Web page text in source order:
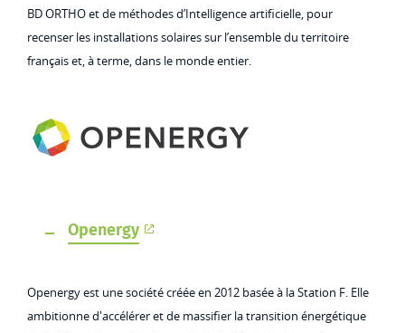
BD ORTHO et de méthodes d’Intelligence artificielle, pour
recenser les installations solaires sur l’ensemble du territoire
français et, à terme, dans le monde entier.
Openergy
Openergy est une société créée en 2012 basée à la Station F. Elle
ambitionne d'accélérer et de massifier la transition énergétique